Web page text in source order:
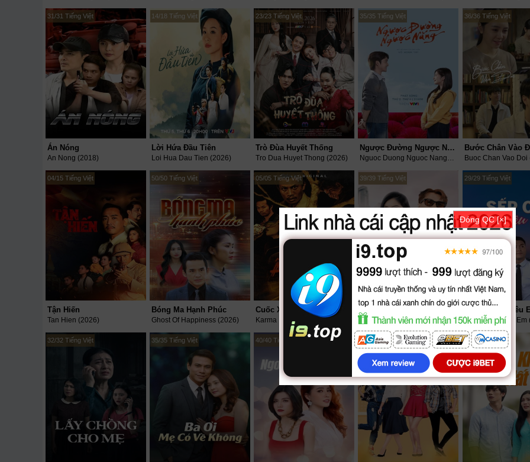
31/31 Tiếng Việt
Án Nóng
An Nong (2018)
14/18 Tiếng Việt
Lời Hứa Đầu Tiên
Loi Hua Dau Tien (2026)
23/23 Tiếng Việt
Trò Đùa Huyết Thống
Tro Dua Huyet Thong (2026)
35/35 Tiếng Việt
Ngược Đường Ngược Nắng
Nguoc Duong Nguoc Nang (2026)
36/36 Tiếng Việt
Bước Chân Vào
Buoc Chan Vao Doi
04/15 Tiếng Việt
Tận Hiến
Tan Hien (2026)
50/50 Tiếng Việt
Bóng Ma Hạnh Phúc
Ghost Of Happiness (2026)
05/05 Tiếng Việt
Cuốc Xe Âm Phủ
39/39 Tiếng Việt
Cậu Ấm Cô Chiêu
Cau Am Co Chieu (2025)
29/29 Tiếng Việt
Sếp Ơi Anh Yêu
Sep Oi Anh Yeu Em
32/32 Tiếng Việt 35/35 Tiếng Việt 40/40 Tiếng Việt 39/39 Tiếng Việt 34/34 Tiếng Việt
Đóng QC [×]